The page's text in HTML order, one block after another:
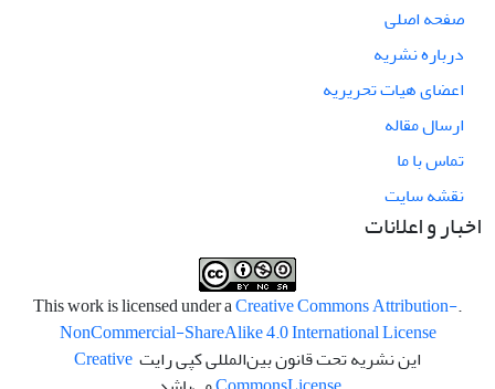
صفحه اصلی
درباره نشریه
اعضای هیات تحریریه
ارسال مقاله
تماس با ما
نقشه سایت
اخبار و اعلانات
.This work is licensed under a
Creative Commons Attribution-
NonCommercial-ShareAlike 4.0 International License
این نشریه تحت قانون بین‌المللی کپی رایت Creative